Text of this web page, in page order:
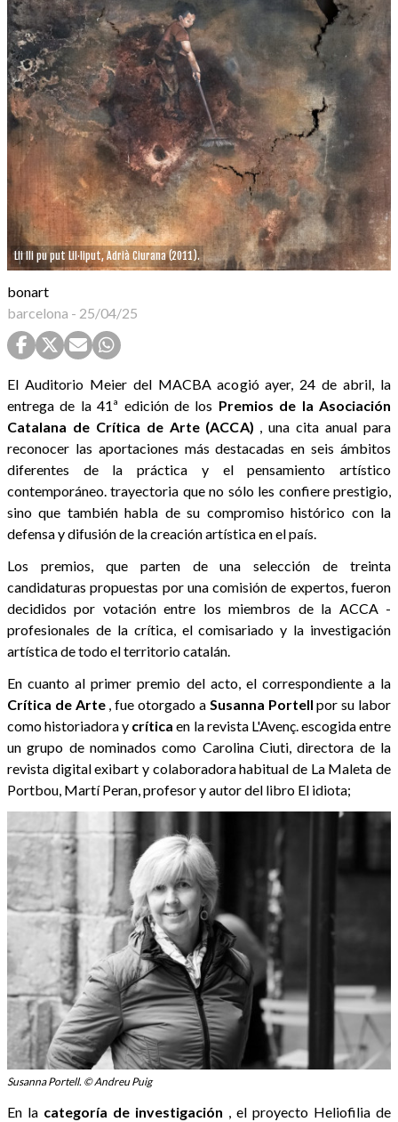
Lli lli pu put Lil·liput, Adrià Ciurana (2011).
bonart
barcelona - 25/04/25
El Auditorio Meier del MACBA acogió ayer, 24 de abril, la
entrega de la 41ª edición de los Premios de la Asociación
Catalana de Crítica de Arte (ACCA) , una cita anual para
reconocer las aportaciones más destacadas en seis ámbitos
diferentes de la práctica y el pensamiento artístico
contemporáneo. trayectoria que no sólo les confiere prestigio,
sino que también habla de su compromiso histórico con la
defensa y difusión de la creación artística en el país.
Los premios, que parten de una selección de treinta
candidaturas propuestas por una comisión de expertos, fueron
decididos por votación entre los miembros de la ACCA -
profesionales de la crítica, el comisariado y la investigación
artística de todo el territorio catalán.
En cuanto al primer premio del acto, el correspondiente a la
Crítica de Arte, fue otorgado a Susanna Portell por su labor
como historiadora y crítica en la revista L'Avenç. escogida entre
un grupo de nominados como Carolina Ciuti, directora de la
revista digital exibart y colaboradora habitual de La Maleta de
Portbou, Martí Peran, profesor y autor del libro El idiota;
Susanna Portell. © Andreu Puig
En la categoría de investigación , el proyecto Heliofilia de